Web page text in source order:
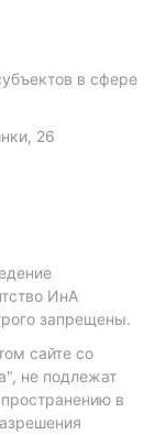
в сфере
26
ИнА
запрещены.
сайте со
не подлежат
в